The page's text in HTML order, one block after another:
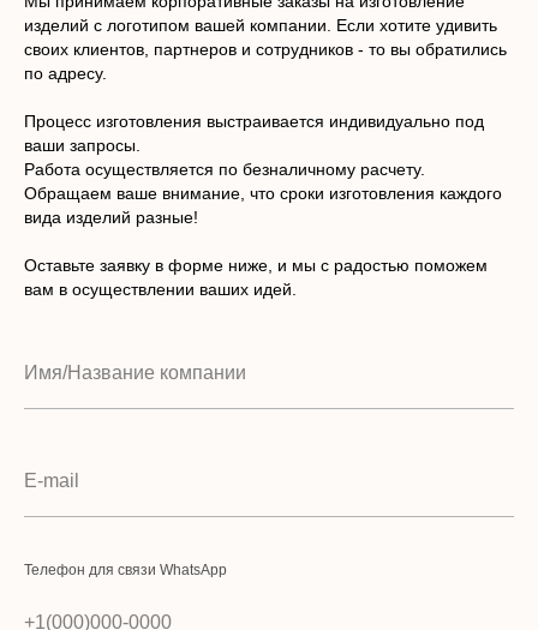
изделий с логотипом вашей компании. Если хотите удивить
своих клиентов, партнеров и сотрудников - то вы обратились
по адресу.
Процесс изготовления выстраивается индивидуально под
ваши запросы.
Работа осуществляется по безналичному расчету.
Обращаем ваше внимание, что сроки изготовления каждого
вида изделий разные!
Оставьте заявку в форме ниже, и мы с радостью поможем
вам в осуществлении ваших идей.
Телефон для связи WhatsApp